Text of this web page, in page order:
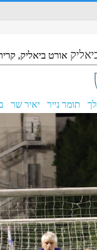
אורט ביאליק,
תומר נייר יאיר שר